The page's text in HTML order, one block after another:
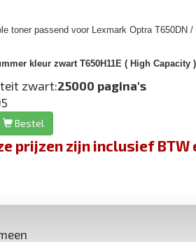
toner passend voor Lexmark Optra
kleur zwart T650H11E ( High
zwart:25000 pagina's
Bestel
prijzen zijn inclusief